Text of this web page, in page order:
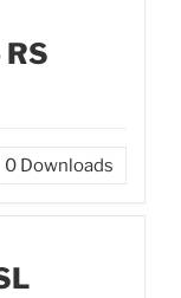
0 Downloads